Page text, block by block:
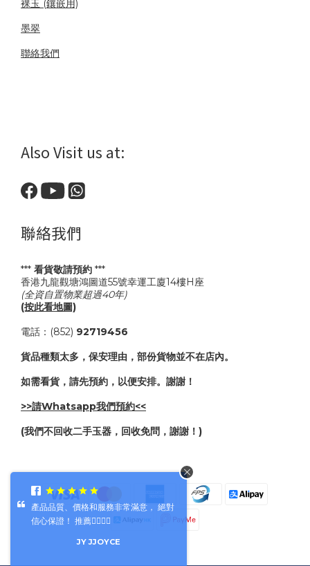
裸玉 (鑲嵌用)
墨翠
聯絡我們
Also Visit us at:
聯絡我們
*** 看貨敬請預約 ***
香港九龍觀塘鴻圖道55號幸運工廈14樓H座
(全資自置物業超過40年)
(按此看地圖)
電話：(852) 92719456
貨品種類太多，保安理由，部份貨物並不在店內。
如需看貨，請先預約，以便安排。謝謝！
>>請Whatsapp我們預約<<
(我們不回收二手玉器，回收免問，謝謝！)
產品品質、價格和服務非常滿意， 絕對
信心保證！ 推薦👍🏻👍🏻
JY JJOYCE